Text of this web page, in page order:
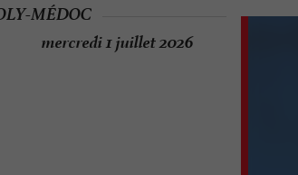
MÉDOC
mercredi 1 juillet 2026